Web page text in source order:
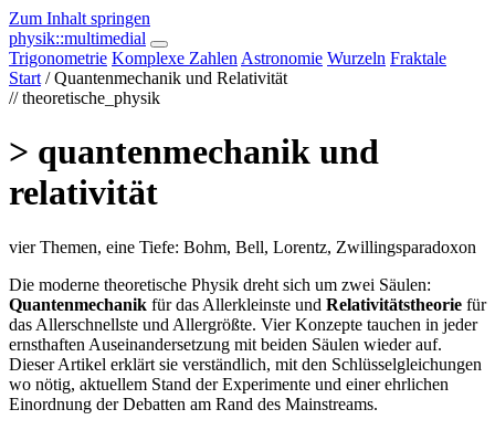
Zum Inhalt springen
physik::multimedial
Trigonometrie Komplexe Zahlen Astronomie Wurzeln Fraktale
Start / Quantenmechanik und Relativität
// theoretische_physik
> quantenmechanik und
relativität
vier Themen, eine Tiefe: Bohm, Bell, Lorentz, Zwillingsparadoxon
Die moderne theoretische Physik dreht sich um zwei Säulen:
Quantenmechanik für das Allerkleinste und Relativitätstheorie für
das Allerschnellste und Allergrößte. Vier Konzepte tauchen in jeder
ernsthaften Auseinandersetzung mit beiden Säulen wieder auf.
Dieser Artikel erklärt sie verständlich, mit den Schlüsselgleichungen
wo nötig, aktuellem Stand der Experimente und einer ehrlichen
Einordnung der Debatten am Rand des Mainstreams.